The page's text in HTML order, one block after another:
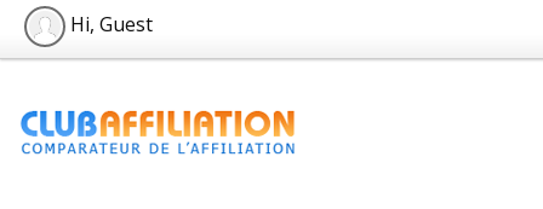
Hi, Guest